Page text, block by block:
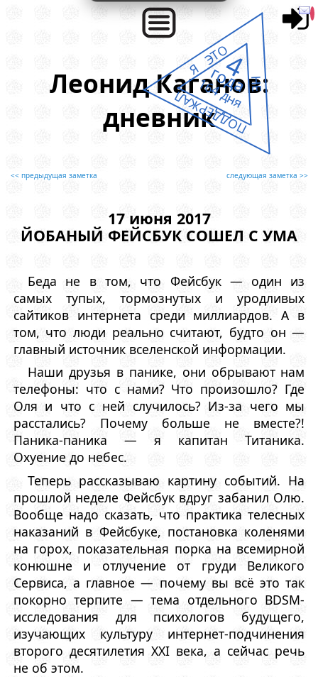
Леонид Каганов:
дневник
<< предыдущая заметка следующая заметка >>
17 июня 2017
ЙОБАНЫЙ ФЕЙСБУК СОШЕЛ С УМА
Беда не в том, что Фейсбук — один из
самых тупых, тормознутых и уродливых
сайтиков интернета среди миллиардов. А в
том, что люди реально считают, будто он —
главный источник вселенской информации.
Наши друзья в панике, они обрывают нам
телефоны: что с нами? Что произошло? Где
Оля и что с ней случилось? Из-за чего мы
расстались? Почему больше не вместе?!
Паника-паника — я капитан Титаника.
Охуение до небес.
Теперь рассказываю картину событий. На
прошлой неделе Фейсбук вдруг забанил Олю.
Вообще надо сказать, что практика телесных
наказаний в Фейсбуке, постановка коленями
на горох, показательная порка на всемирной
конюшне и отлучение от груди Великого
Сервиса, а главное — почему вы всё это так
покорно терпите — тема отдельного BDSM-
исследования для психологов будущего,
изучающих культуру интернет-подчинения
второго десятилетия XXI века, а сейчас речь
не об этом.
Я ЭТО
НЕ
ПОДДЕРЖАЛ
4
года
164 дня